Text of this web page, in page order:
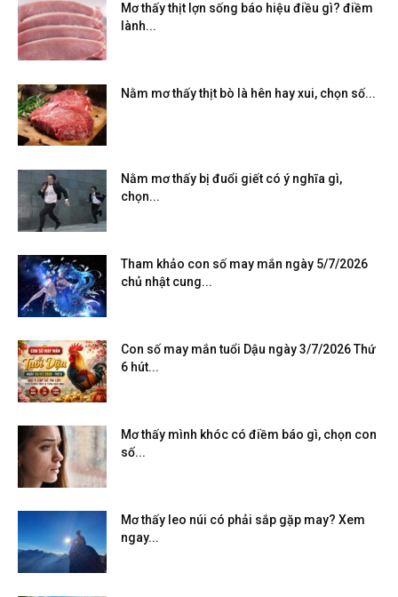
Mơ thấy thịt lợn sống báo hiệu điều gì? điềm
lành...
Nằm mơ thấy thịt bò là hên hay xui, chọn số...
Nằm mơ thấy bị đuổi giết có ý nghĩa gì,
chọn...
Tham khảo con số may mắn ngày 5/7/2026
chủ nhật cung...
Con số may mắn tuổi Dậu ngày 3/7/2026 Thứ
6 hút...
Mơ thấy mình khóc có điềm báo gì, chọn con
số...
Mơ thấy leo núi có phải sắp gặp may? Xem
ngay...